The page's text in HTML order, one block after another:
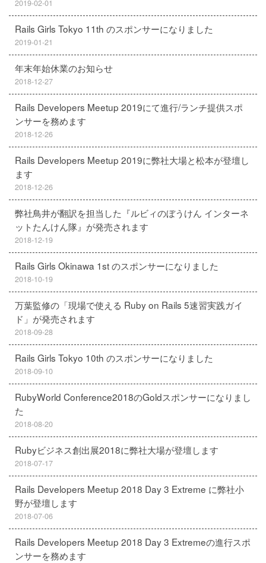
2019-02-01
Rails Girls Tokyo 11th のスポンサーになりました
2019-01-21
年末年始休業のお知らせ
2018-12-27
Rails Developers Meetup 2019にて進行/ランチ提供スポ
ンサーを務めます
2018-12-26
Rails Developers Meetup 2019に弊社大場と松本が登壇し
ます
2018-12-26
弊社鳥井が翻訳を担当した『ルビィのぼうけん インターネ
ットたんけん隊』が発売されます
2018-12-19
Rails Girls Okinawa 1st のスポンサーになりました
2018-10-19
万葉監修の「現場で使える Ruby on Rails 5速習実践ガイ
ド」が発売されます
2018-09-28
Rails Girls Tokyo 10th のスポンサーになりました
2018-09-10
RubyWorld Conference2018のGoldスポンサーになりまし
た
2018-08-20
Rubyビジネス創出展2018に弊社大場が登壇します
2018-07-17
Rails Developers Meetup 2018 Day 3 Extreme に弊社小
野が登壇します
2018-07-06
Rails Developers Meetup 2018 Day 3 Extremeの進行スポ
ンサーを務めます